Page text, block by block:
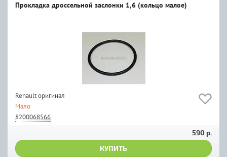
Прокладка дроссельной заслонки 1,6 (кольцо малое)
Renault оригинал
Мало
8200068566
590 р.
КУПИТЬ